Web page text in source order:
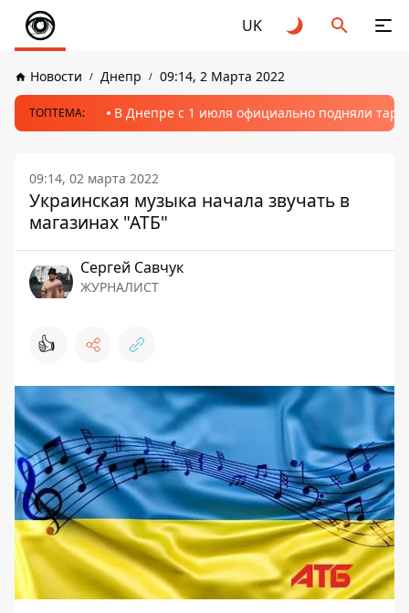
UK
Новости Днепр 09:14, 2 Марта 2022
ТОПТЕМА: В Днепре с 1 июля официально подняли
09:14, 02 марта 2022
Украинская музыка начала звучать в
магазинах "АТБ"
Сергей Савчук
ЖУРНАЛИСТ
👍